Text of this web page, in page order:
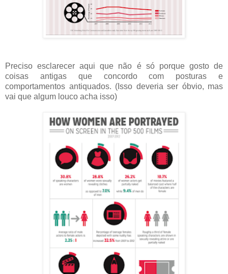
Preciso esclarecer aqui que não é só porque gosto de
coisas antigas que concordo com posturas e
comportamentos antiquados. (Isso deveria ser óbvio, mas
vai que algum louco acha isso)